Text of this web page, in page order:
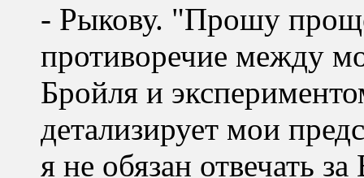
- Рыкову. "Прошу
противоречие между
Бройля и
детализирует мои
я не обязан отвечать